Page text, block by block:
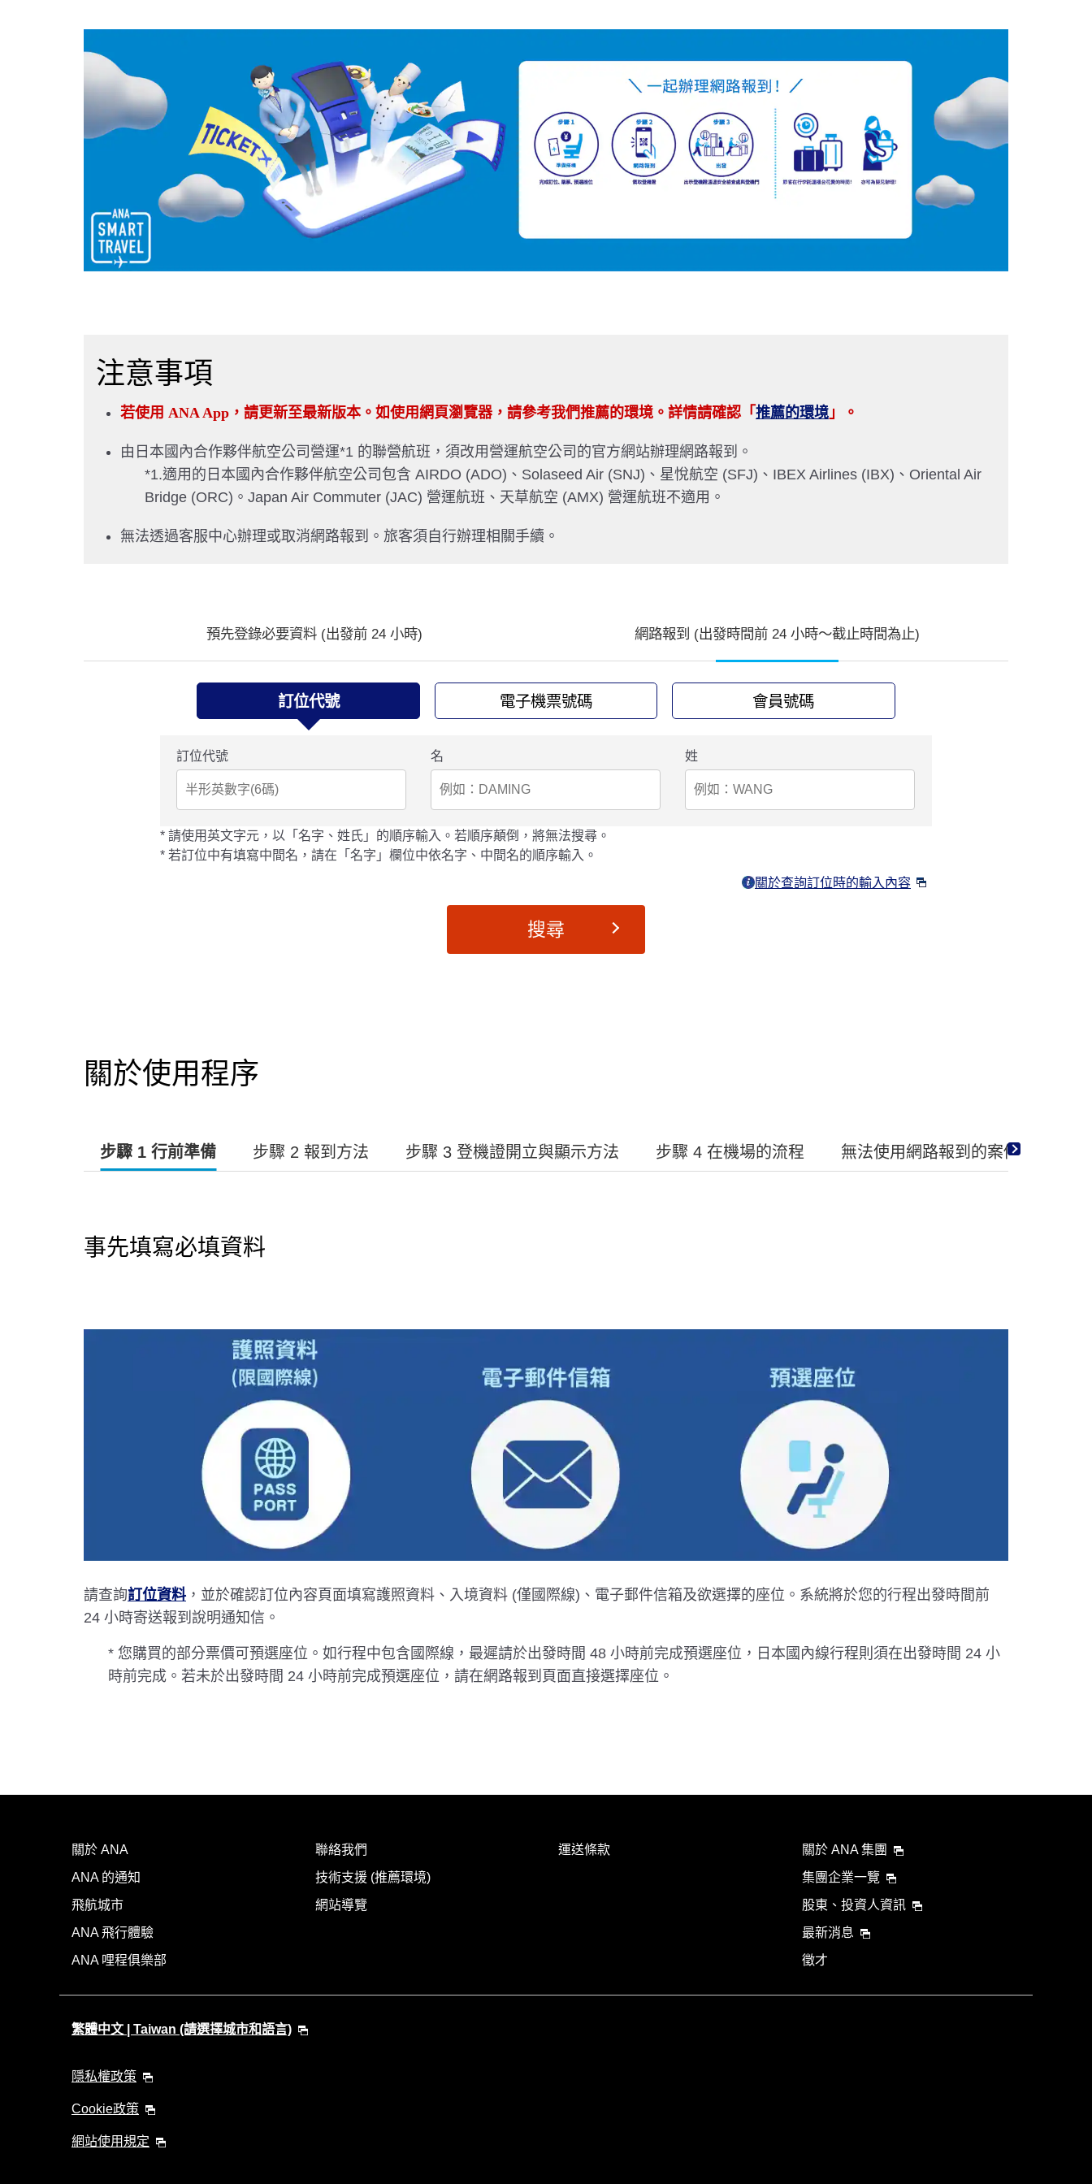
注意事項
若使用 ANA App，請更新至最新版本。如使用網頁瀏覽器，請參考我們推薦的環境。詳情請確認「 推薦的環境 」。
由日本國內合作夥伴航空公司營運*1 的聯營航班，須改用營運航空公司的官方網站辦理網路報到。
*1.適用的日本國內合作夥伴航空公司包含 AIRDO (ADO)、Solaseed Air (SNJ)、星悅航空 (SFJ)、IBEX Airlines (IBX)、Oriental Air
Bridge (ORC)。Japan Air Commuter (JAC) 營運航班、天草航空 (AMX) 營運航班不適用。
無法透過客服中心辦理或取消網路報到。旅客須自行辦理相關手續。
預先登錄必要資料 (出發前 24 小時) 網路報到 (出發時間前 24 小時〜截止時間為止)
訂位代號 電子機票號碼 會員號碼
訂位代號 名 姓
請使用英文字元，以「名字、姓氏」的順序輸入。若順序顛倒，將無法搜尋。
若訂位中有填寫中間名，請在「名字」欄位中依名字、中間名的順序輸入。
關於查詢訂位時的輸入內容
搜尋
關於使用程序
步驟 1 行前準備 步驟 2 報到方法 步驟 3 登機證開立與顯示方法 步驟 4 在機場的流程 無法使用網路報到的案例
事先填寫必填資料
請查詢訂位資料，並於確認訂位內容頁面填寫護照資料、入境資料 (僅國際線)、電子郵件信箱及欲選擇的座位。系統將於您的行程出發時間前
24 小時寄送報到說明通知信。
* 您購買的部分票價可預選座位。如行程中包含國際線，最遲請於出發時間 48 小時前完成預選座位，日本國內線行程則須在出發時間 24 小
時前完成。若未於出發時間 24 小時前完成預選座位，請在網路報到頁面直接選擇座位。
關於 ANA
ANA 的通知
飛航城市
ANA 飛行體驗
ANA 哩程俱樂部
聯絡我們
技術支援 (推薦環境)
網站導覽
運送條款
關於 ANA 集團
集團企業一覽
股東、投資人資訊
最新消息
徵才
繁體中文 | Taiwan (請選擇城市和語言)
隱私權政策
Cookie政策
網站使用規定